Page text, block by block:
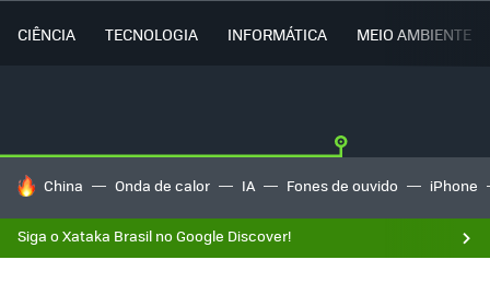
CIÊNCIA TECNOLOGIA INFORMÁTICA MEIO AMBIENTE
TENDÊNCIAS DO DIA
China Onda de calor IA Fones de ouvido iPhone
Siga o Xataka Brasil no Google Discover!